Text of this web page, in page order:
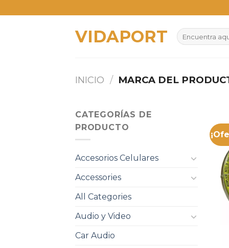
to
VIDAPORT
Buscar
por:
INICIO / MARCA DEL
CATEGORÍAS DE
PRODUCTO
Accesorios Celulares
Accessories
All Categories
Audio y Video
Car Audio